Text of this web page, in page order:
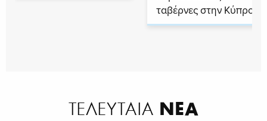
ταβέρνες στην Κύπρο
ΤΕΛΕΥΤΑΙΑ ΝΕΑ